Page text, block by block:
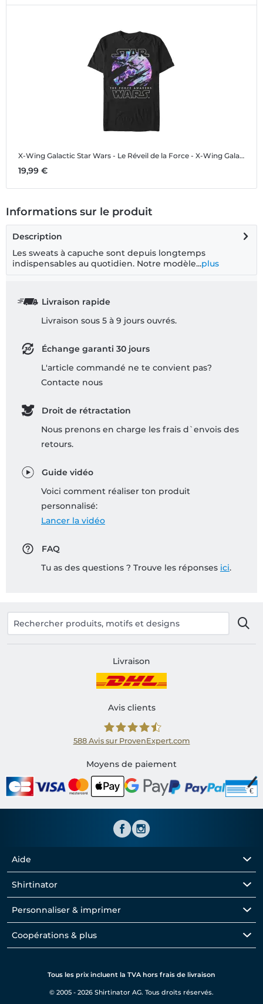
X-Wing Galactic Star Wars - Le Réveil de la Force - X-Wing Galactic - Homme T-shirt
19,99 €
Informations sur le produit
Description
Les sweats à capuche sont depuis longtemps
indispensables au quotidien. Notre modèle...plus
Livraison rapide
Livraison sous 5 à 9 jours ouvrés.
Échange garanti 30 jours
L'article commandé ne te convient pas?
Contacte nous
Droit de rétractation
Nous prenons en charge les frais d`envois des
retours.
Guide vidéo
Voici comment réaliser ton produit
personnalisé:
Lancer la vidéo
FAQ
Tu as des questions ? Trouve les réponses ici.
Livraison
Avis clients
Shirtinator FR
588 Avis sur ProvenExpert.com
Moyens de paiement
Aide
Shirtinator
Personnaliser & imprimer
Coopérations & plus
Tous les prix incluent la TVA hors frais de livraison
© 2005 - 2026 Shirtinator AG. Tous droits réservés.